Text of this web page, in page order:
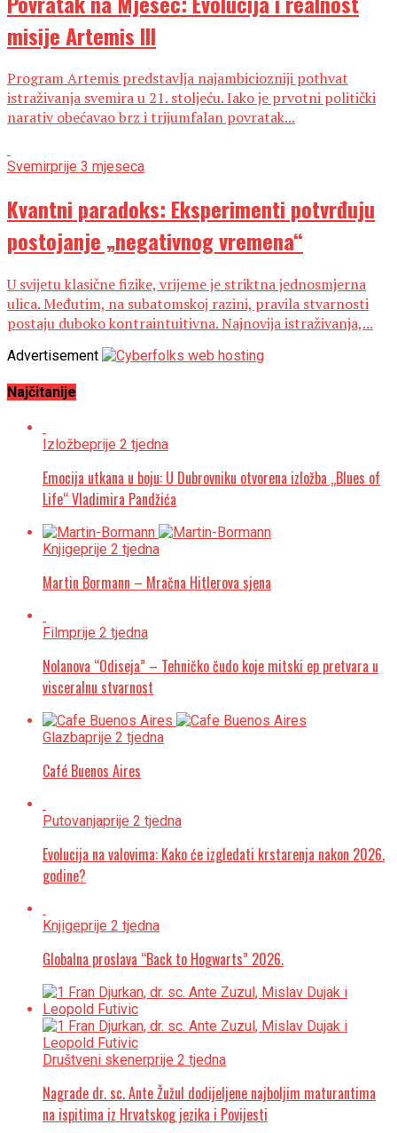
misije Artemis III
Program Artemis predstavlja najambiciozniji pothvat
istraživanja svemira u 21. stoljeću. Iako je prvotni politički
narativ obećavao brz i trijumfalan povratak...
Svemirprije 3 mjeseca
Kvantni paradoks: Eksperimenti potvrđuju
postojanje „negativnog vremena“
U svijetu klasične fizike, vrijeme je striktna jednosmjerna
ulica. Međutim, na subatomskoj razini, pravila stvarnosti
postaju duboko kontraintuitivna. Najnovija istraživanja,...
Advertisement
Najčitanije
Izložbeprije 2 tjedna
Emocija utkana u boju: U Dubrovniku otvorena izložba „Blues of
Life“ Vladimira Pandžića
Knjigeprije 2 tjedna
Martin Bormann – Mračna Hitlerova sjena
Filmprije 2 tjedna
Nolanova “Odiseja” – Tehničko čudo koje mitski ep pretvara u
visceralnu stvarnost
Glazbaprije 2 tjedna
Café Buenos Aires
Putovanjaprije 2 tjedna
Evolucija na valovima: Kako će izgledati krstarenja nakon 2026.
godine?
Knjigeprije 2 tjedna
Globalna proslava “Back to Hogwarts” 2026.
Društveni skenerprije 2 tjedna
Nagrade dr. sc. Ante Žužul dodijeljene najboljim maturantima
na ispitima iz Hrvatskog jezika i Povijesti